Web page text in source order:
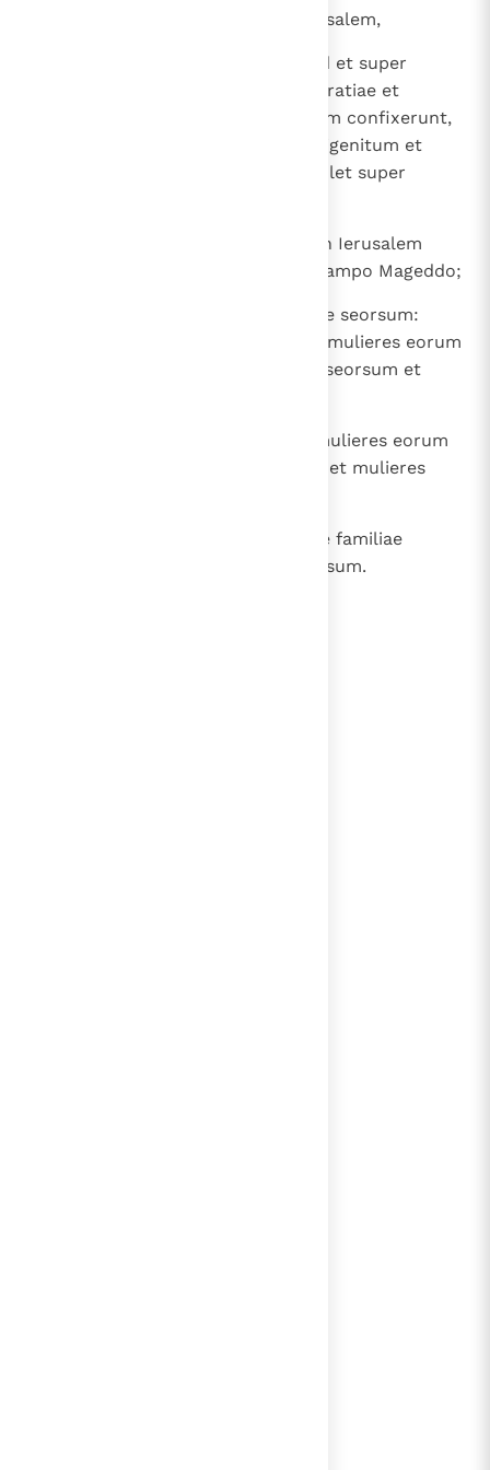
gentes, quae veniunt contra Ierusalem,
et effundam super domum David et super
habitatores Ierusalem spiritum gratiae et
precum; et aspicient ad me. Quem confixerunt,
plangent quasi planctu super unigenitum et
dolebunt super eum, ut doleri solet super
In die illa magnus erit planctus in Ierusalem
sicut planctus Adadremmon in campo Mageddo;
et planget terra, singulae familiae seorsum:
familia domus David seorsum et mulieres eorum
seorsum; familia domus Nathan seorsum et
familia domus Levi seorsum et mulieres eorum
seorsum; familia Semei seorsum et mulieres
omnes reliquae familiae, singulae familiae
seorsum et mulieres eorum seorsum.